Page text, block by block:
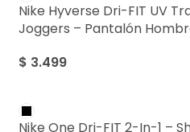
Nike Hyverse Dri-FIT UV
Joggers – Pantalón
$ 3.499
Nike One Dri-FIT 2-In-1 –